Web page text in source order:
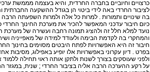
לציבור החרדי באה לידי ביטוי הן בגודל ההשקעה החברתית
בה שינויים ותמורות . למרות כל אלה ולמרות השפעתה
כיום חיבור עדכני המאפשר להכיר את מערכת החינוך החרדי
נועד למלא חלל זה ולהציג תמונה רחבה ועשירה של מערכת
והמחקרי בה לקדמת הבימה ולעודד למידה של מאפייניה
חיבור זה היא האפשרויות לפתח היבטים מסוימים בחינוך
בפרט . דיון עקרוני באפשרויות אלו יופיע באפילוג,
ולפני שעוסקים בצורך לשנות ולתקן אותה ראוי תחילה
על רקע ההערכה הרבה אליה בציבור החרדי ; שנית, במגזר